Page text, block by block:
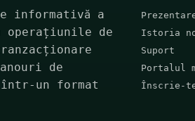
informativă a
operațiunile de
de
un format
Istoria
Suport
Portalul
Înscrie-te